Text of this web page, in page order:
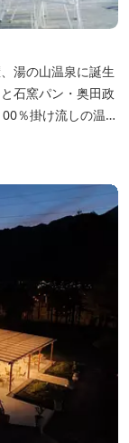
湯の山温泉に誕生
石窯パン・奥田政
％掛け流しの温
、様々な『癒し』
より湯口で約42℃